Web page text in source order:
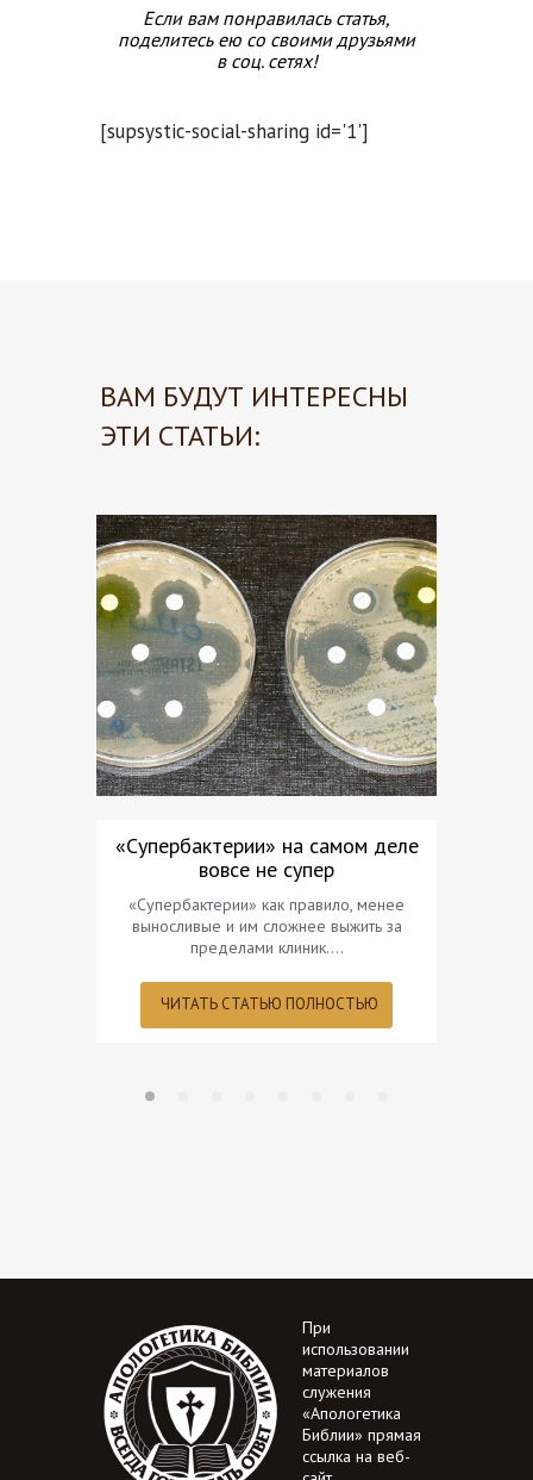
Если вам понравилась статья,
поделитесь ею со своими друзьями
в соц. сетях!
[supsystic-social-sharing id='1']
ВАМ БУДУТ ИНТЕРЕСНЫ
ЭТИ СТАТЬИ:
«Супербактерии» на самом деле
вовсе не супер
«Супербактерии» как правило, менее
выносливые и им сложнее выжить за
пределами клиник.…
ЧИТАТЬ СТАТЬЮ ПОЛНОСТЬЮ
При
использовании
материалов
служения
«Апологетика
Библии» прямая
ссылка на веб-